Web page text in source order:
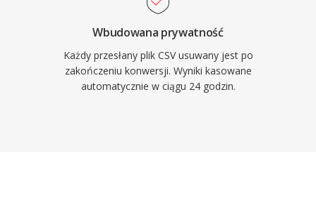
Wbudowana prywatność
Każdy przesłany plik CSV usuwany jest po
zakończeniu konwersji. Wyniki kasowane
automatycznie w ciągu 24 godzin.